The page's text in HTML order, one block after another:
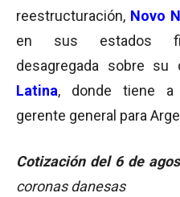
reestructuración, Novo
en sus estados
desagregada sobre su
Latina, donde tiene a
gerente general para
Cotización del 6 de
coronas danesas